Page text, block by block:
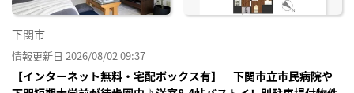
下関市
情報更新日 2026/08/02 09:37
【インターネット無料・宅配ボックス有】 下関市立市民病院や